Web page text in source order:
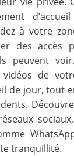
à votre
des accès
peuvent
de
de jour, tout
tranquillité.